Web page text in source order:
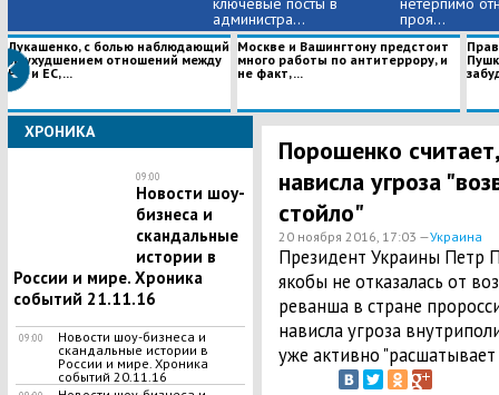
администра... проя...
Лукашенко, с болью наблюдающий
за ухудшением отношений между
РФ и ЕС, ...
Москве и Вашингтону предстоит
много работы по антитеррору, и
не факт, ...
ХРОНИКА
09:00
Новости шоу-
бизнеса и
скандальные
истории в
России и мире. Хроника
событий 21.11.16
09:00
Новости шоу-бизнеса и
скандальные истории в
России и мире. Хроника
событий 20.11.16
Порошенко
нависла угроза
стойло"
20 ноября 2016, 17:03 —Украина
Президент Украины Петр
якобы не отказалась от
реванша в стране
нависла угроза
уже активно